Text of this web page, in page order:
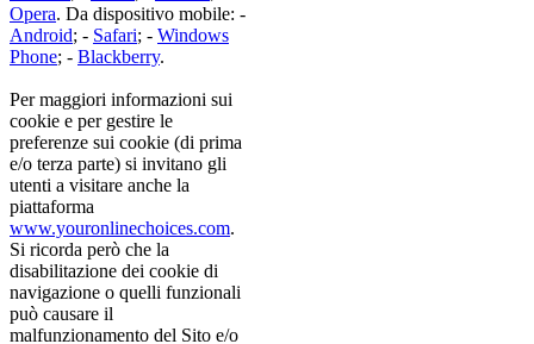
Opera. Da dispositivo mobile: -
Android; - Safari; - Windows
Phone; - Blackberry.
Per maggiori informazioni sui
cookie e per gestire le
preferenze sui cookie (di prima
e/o terza parte) si invitano gli
utenti a visitare anche la
piattaforma
www.youronlinechoices.com.
Si ricorda però che la
disabilitazione dei cookie di
navigazione o quelli funzionali
può causare il
malfunzionamento del Sito e/o